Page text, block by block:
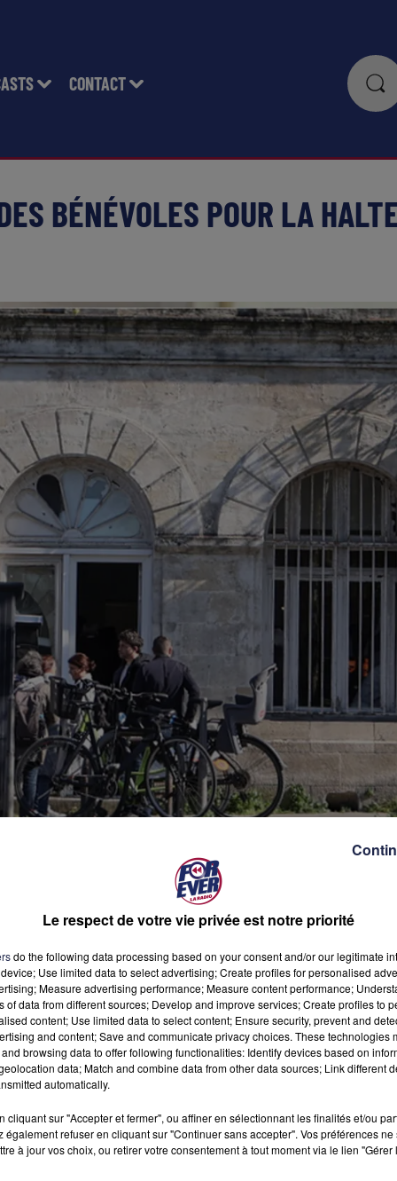
CONTACT
BÉNÉVOLES POUR LA
photo : ville de Bordeaux
qui pourraient étoffer l'équipe chargée de faire
toute personne fragile qui en franchit la porte.
bénévolat : si vous êtes disponibleune matinée dans la
en direction des personnes fragiles qui en ont besoin, il
via ses réseaux sociaux, désireuse demieux prendre
d'avril dernier dans le quartier Bastide et qui fonctionne du
Le respect de votre vie privée est notre priorité
do the following data processing based on your consent and/or our legitimate
Use limited data to select advertising; Create profiles for personalised
Measure advertising performance; Measure content performance;
of data from different sources; Develop and improve services; Create profiles to
content; Use limited data to select content; Ensure security, prevent and
and content; Save and communicate privacy choices. These technologies
browsing data to offer following functionalities: Identify devices based on
data; Match and combine data from other data sources; Link different
automatically.
cliquant sur "Accepter et fermer", ou affiner en sélectionnant les finalités et/ou
également refuser en cliquant sur "Continuer sans accepter". Vos préférences
à jour vos choix, ou retirer votre consentement à tout moment via le lien